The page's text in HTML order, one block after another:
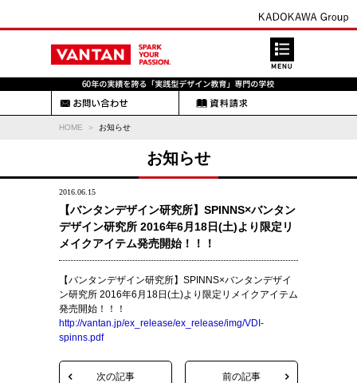
HOME お知らせ
お知らせ
2016.06.15
【バンタンデザイン研究所】SPINNS×バンタン
デザイン研究所 2016年6月18日(土)より限定リ
メイクアイテム発売開始！！！
【バンタンデザイン研究所】SPINNS×バンタンデザイ
ン研究所 2016年6月18日(土)より限定リメイクアイテム
発売開始！！！
http://vantan.jp/ex_release/ex_release/img/VDI-
spinns.pdf
次の記事 前の記事